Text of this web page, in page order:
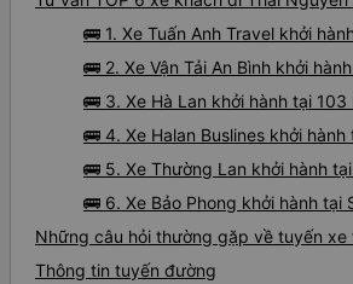
🚌 1. Xe Tuấn Anh Travel khởi
🚌 2. Xe Vận Tải An Bình khởi
🚌 3. Xe Hà Lan khởi hành tại
🚌 4. Xe Halan Buslines khởi
🚌 5. Xe Thường Lan khởi hành
🚌 6. Xe Bảo Phong khởi hành tại
Những câu hỏi thường gặp về tuyến
Thông tin tuyến đường